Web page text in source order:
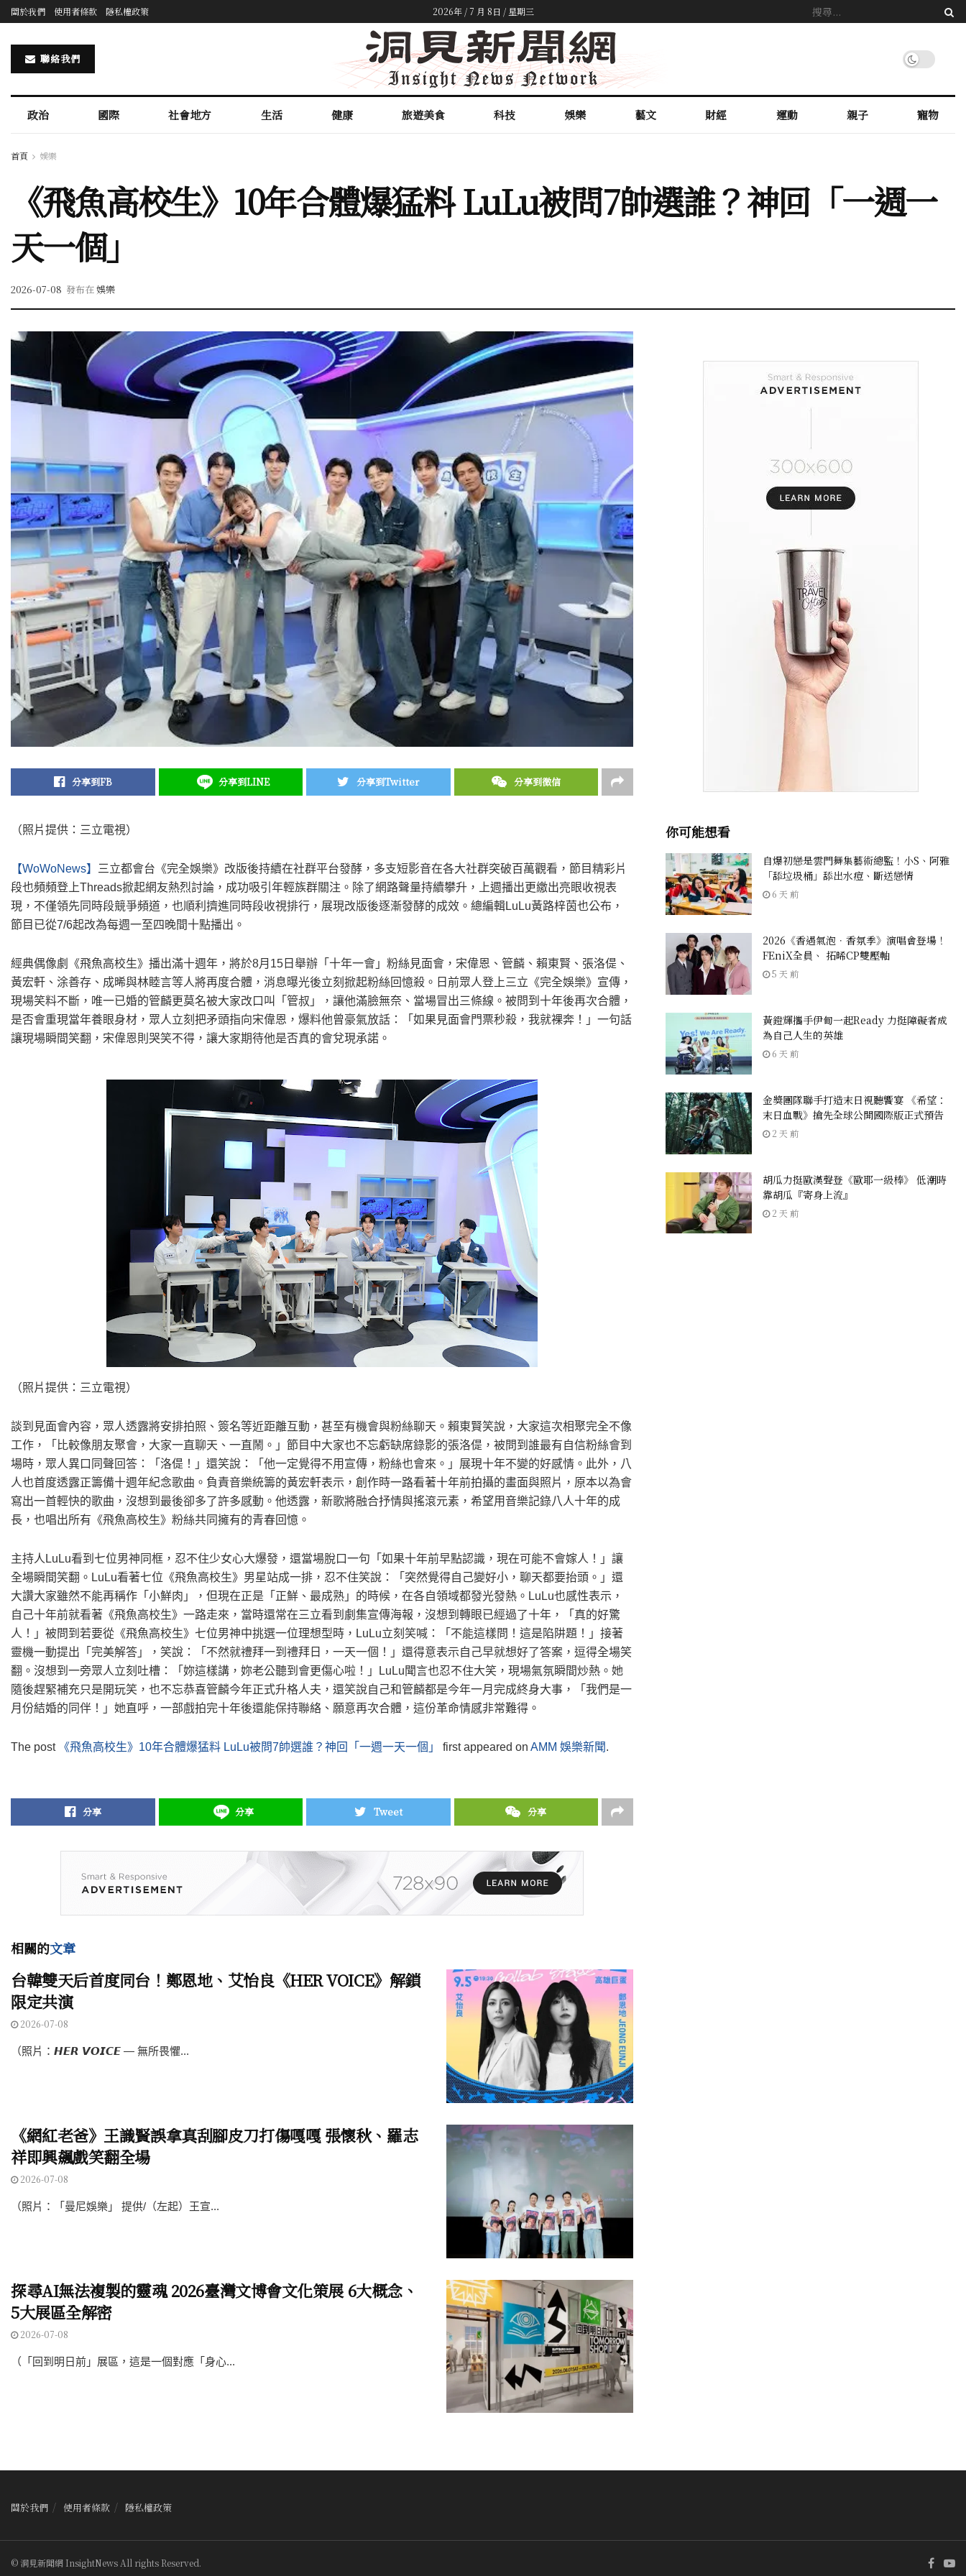
關於我們 使用者條款 隱私權政策 2026年 / 7 月 8日 / 星期三
聯絡我們
政治 國際 社會地方 生活 健康 旅遊美食 科技 娛樂 藝文 財經 運動 親子 寵物
首頁 娛樂
《飛魚高校生》10年合體爆猛料 LuLu被問7帥選誰？神回「一週一
天一個」
2026-07-08 發布在娛樂
分享到FB 分享到LINE 分享到Twitter 分享到微信
（照片提供：三立電視）
【WoWoNews】
三立都會台《完全娛樂》改版後持續在社群平台發酵，多支短影音在各大社群突破百萬觀看，節目精彩片
段也頻頻登上Threads掀起網友熱烈討論，成功吸引年輕族群關注。除了網路聲量持續攀升，上週播出更繳出亮眼收視表
現，不僅領先同時段競爭頻道，也順利擠進同時段收視排行，展現改版後逐漸發酵的成效。總編輯LuLu黃路梓茵也公布，
節目已從7/6起改為每週一至四晚間十點播出。
經典偶像劇《飛魚高校生》播出滿十週年，將於8月15日舉辦「十年一會」粉絲見面會，宋偉恩、管麟、賴東賢、張洛偍、
黃宏軒、涂善存、成晞與林睦言等人將再度合體，消息曝光後立刻掀起粉絲回憶殺。日前眾人登上三立《完全娛樂》宣傳，
現場笑料不斷，唯一已婚的管麟更莫名被大家改口叫「管叔」，讓他滿臉無奈、當場冒出三條線。被問到十年後再次合體，
是否會重現當年養眼身材，眾人立刻把矛頭指向宋偉恩，爆料他曾豪氣放話：「如果見面會門票秒殺，我就裸奔！」一句話
讓現場瞬間笑翻，宋偉恩則哭笑不得，讓大家期待他是否真的會兌現承諾。
（照片提供：三立電視）
談到見面會內容，眾人透露將安排拍照、簽名等近距離互動，甚至有機會與粉絲聊天。賴東賢笑說，大家這次相聚完全不像
工作，「比較像朋友聚會，大家一直聊天、一直鬧。」節目中大家也不忘虧缺席錄影的張洛偍，被問到誰最有自信粉絲會到
場時，眾人異口同聲回答：「洛偍！」還笑說：「他一定覺得不用宣傳，粉絲也會來。」展現十年不變的好感情。此外，八
人也首度透露正籌備十週年紀念歌曲。負責音樂統籌的黃宏軒表示，創作時一路看著十年前拍攝的畫面與照片，原本以為會
寫出一首輕快的歌曲，沒想到最後卻多了許多感動。他透露，新歌將融合抒情與搖滾元素，希望用音樂記錄八人十年的成
長，也唱出所有《飛魚高校生》粉絲共同擁有的青春回憶。
主持人LuLu看到七位男神同框，忍不住少女心大爆發，還當場脫口一句「如果十年前早點認識，現在可能不會嫁人！」讓
全場瞬間笑翻。LuLu看著七位《飛魚高校生》男星站成一排，忍不住笑說：「突然覺得自己變好小，聊天都要抬頭。」還
大讚大家雖然不能再稱作「小鮮肉」，但現在正是「正鮮、最成熟」的時候，在各自領域都發光發熱。LuLu也感性表示，
自己十年前就看著《飛魚高校生》一路走來，當時還常在三立看到劇集宣傳海報，沒想到轉眼已經過了十年，「真的好驚
人！」被問到若要從《飛魚高校生》七位男神中挑選一位理想型時，LuLu立刻笑喊：「不能這樣問！這是陷阱題！」接著
靈機一動提出「完美解答」，笑說：「不然就禮拜一到禮拜日，一天一個！」還得意表示自己早就想好了答案，逗得全場笑
翻。沒想到一旁眾人立刻吐槽：「妳這樣講，妳老公聽到會更傷心啦！」LuLu聞言也忍不住大笑，現場氣氛瞬間炒熱。她
隨後趕緊補充只是開玩笑，也不忘恭喜管麟今年正式升格人夫，還笑說自己和管麟都是今年一月完成終身大事，「我們是一
月份結婚的同伴！」她直呼，一部戲拍完十年後還能保持聯絡、願意再次合體，這份革命情感非常難得。
The post 《飛魚高校生》10年合體爆猛料 LuLu被問7帥選誰？神回「一週一天一個」 first appeared on AMM 娛樂新聞.
分享 分享 Tweet 分享
相關的文章
台韓雙天后首度同台！鄭恩地、艾怡良《HER VOICE》解鎖
限定共演
2026-07-08
（照片：𝙃𝙀𝙍 𝙑𝙊𝙄𝘾𝙀 — 無所畏懼...
《網紅老爸》王識賢誤拿真刮腳皮刀打傷嘎嘎 張懷秋、羅志
祥即興飆戲笑翻全場
2026-07-08
（照片：「曼尼娛樂」 提供/（左起）王宣...
探尋AI無法複製的靈魂 2026臺灣文博會文化策展 6大概念、
5大展區全解密
2026-07-08
（「回到明日前」展區，這是一個對應「身心...
你可能想看
自爆初戀是雲門舞集藝術總監！小S、阿雅
「舔垃圾桶」舔出水痘、斷送戀情
6 天 前
2026《香遇氣泡．香氛季》演唱會登場！
FEniX全員、 拓晞CP雙壓軸
5 天 前
黃鐙輝攜手伊甸一起Ready 力挺障礙者成
為自己人生的英雄
6 天 前
金獎團隊聯手打造末日視聽饗宴 《希望：
末日血戰》搶先全球公開國際版正式預告
2 天 前
胡瓜力挺歐漢聲登《歐耶一級棒》 低潮時
靠胡瓜『寄身上流』
2 天 前
關於我們 使用者條款 隱私權政策
© 洞見新聞網 InsightNews All rights Reserved.